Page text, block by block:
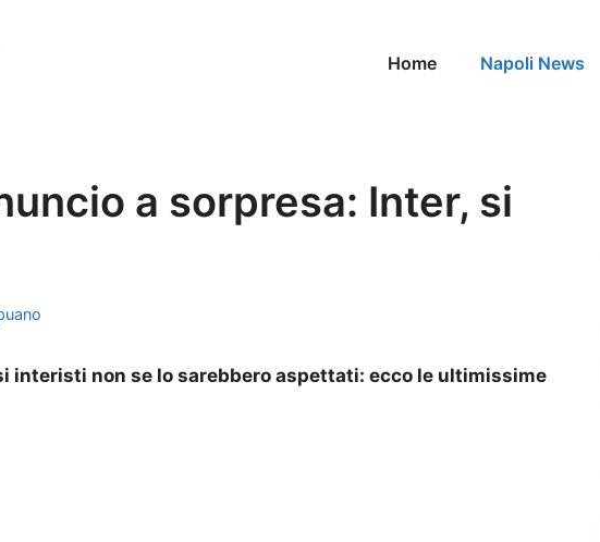
Home Napoli News
a sorpresa: Inter, si
interisti non se lo sarebbero aspettati: ecco le ultimissime